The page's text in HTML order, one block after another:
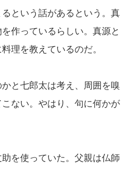
という話があるという。真
作っているらしい。真源と
理を教えているのだ。
と七郎太は考え、周囲を嗅
ない。やはり、句に何かが
を使っていた。父親は仏師